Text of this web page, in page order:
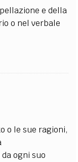
e della
o nel verbale
o le sue ragioni,
ogni suo